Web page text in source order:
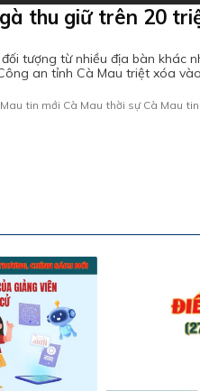
thu giữ trên 20
tượng từ nhiều địa bàn khác
an tỉnh Cà Mau triệt xóa
tin mới Cà Mau thời sự Cà Mau